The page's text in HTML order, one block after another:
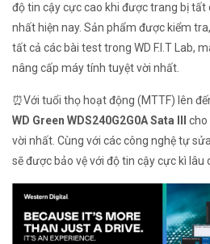
độ tin cậy cực cao khi được trang bị tất
nhất hiện nay. Sản phẩm được kiểm
tất cả các bài test trong WD F.I.T Lab,
nâng cấp máy tính tuyệt vời nhất.
⏰Với tuổi thọ hoạt động (MTTF) lên
WD Green WDS240G2G0A Sata III
cho
vời nhất. Cùng với các công nghệ tự
sẽ được bảo vệ với độ tin cậy cực kì lâu